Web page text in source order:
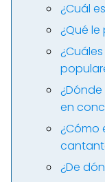
¿Cuál
¿Qué
en
¿Cómo
¿De